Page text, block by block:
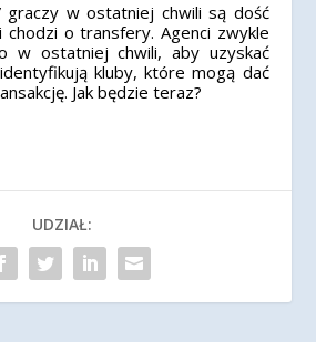
graczy w ostatniej chwili są dość
chodzi o transfery. Agenci zwykle
w ostatniej chwili, aby uzyskać
kluby, które mogą dać
Jak będzie teraz?
UDZIAŁ: